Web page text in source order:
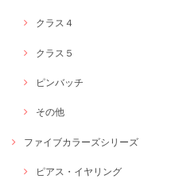
クラス４
クラス５
ピンバッチ
その他
ファイブカラーズシリーズ
ピアス・イヤリング